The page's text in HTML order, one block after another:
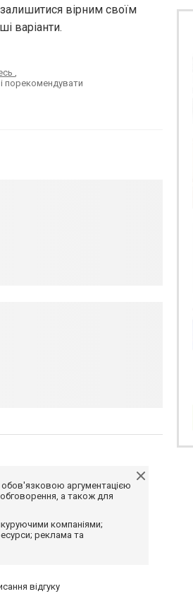
вірним своїм
варіанти.
,
порекомендувати
обов'язковою аргументацією
а також для
компаніями;
реклама та
відгуку